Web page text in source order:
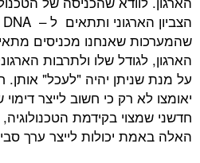
שהמערכות שאנחנו מכניסים
הארגון, לגודל שלו ולתרבות
על מנת שניתן יהיה "לעכל" אותן.
יאומצו לא רק כי חשוב לייצר דימוי
חדשני שמצוי בקידמת
האלה באמת יכולות לייצר ערך